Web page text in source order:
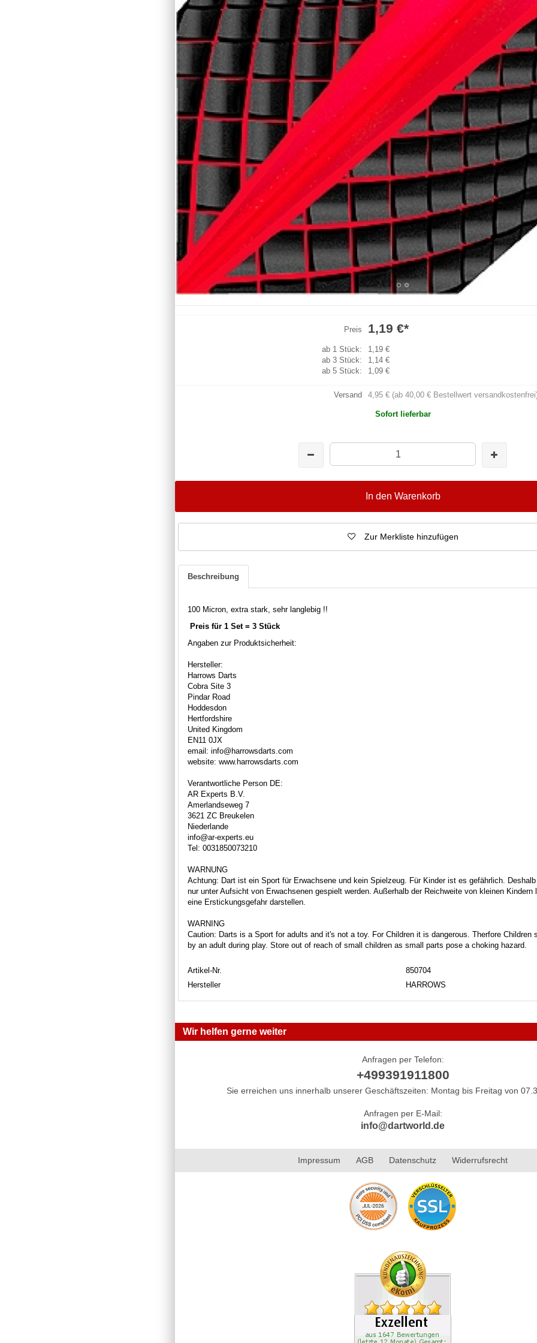
Preis 1,19 €*
ab 1 Stück:
1,19 €
ab 3 Stück:
1,14 €
ab 5 Stück:
1,09 €
Versand 4,95 € (ab 40,00 € Bestellwert
Sofort lieferbar
In den Warenkorb
Zur Merkliste hinzufügen
Beschreibung
100 Micron, extra stark, sehr langlebig !!
Preis für 1 Set = 3 Stück
Angaben zur Produktsicherheit:
Hersteller:
Harrows Darts
Cobra Site 3
Pindar Road
Hoddesdon
Hertfordshire
United Kingdom
EN11 0JX
email: info@harrowsdarts.com
website: www.harrowsdarts.com
Verantwortliche Person DE:
AR Experts B.V.
Amerlandseweg 7
3621 ZC Breukelen
Niederlande
info@ar-experts.eu
Tel: 0031850073210
WARNUNG
Achtung: Dart ist ein Sport für Erwachsene und kein Spielzeug. Für Kinder ist es gefährlich.
nur unter Aufsicht von Erwachsenen gespielt werden. Außerhalb der Reichweite von kleinen Kindern
eine Erstickungsgefahr darstellen.
WARNING
Caution: Darts is a Sport for adults and it's not a toy. For Children it is dangerous. Therfore Children
by an adult during play. Store out of reach of small children as small parts pose a choking hazard.
Artikel-Nr.
850704
Hersteller
HARROWS
Wir helfen gerne weiter
Anfragen per Telefon:
+499391911800
Sie erreichen uns innerhalb unserer Geschäftszeiten: Montag bis Freitag von
Anfragen per E-Mail:
info@dartworld.de
Impressum AGB Datenschutz Widerrufsrecht